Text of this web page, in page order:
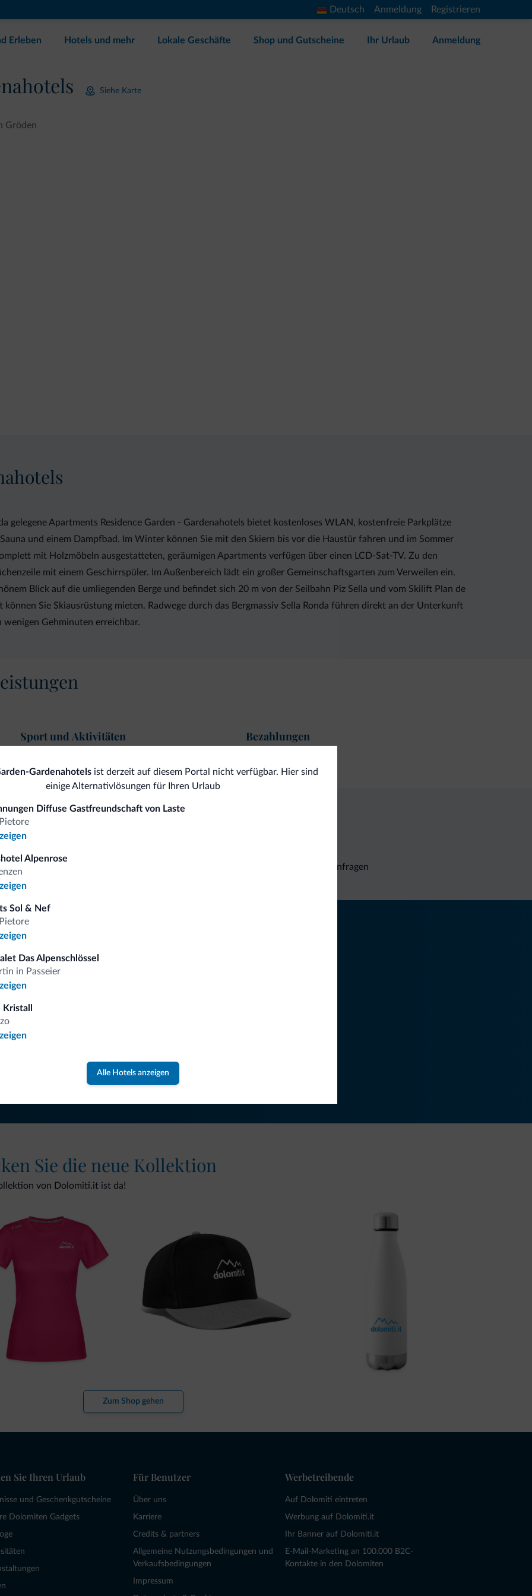
Deutsch Anmeldung Registrieren
Erleben Hotels und mehr Lokale Geschäfte Shop und Gutscheine Ihr Urlaub Anmeldung
Siehe Karte
Gröden
gelegene Apartments Residence Garden - Gardenahotels bietet kostenloses WLAN, kostenfreie Parkplätze
und einem Dampfbad. Im Winter können Sie mit den Skiern bis vor die Haustür fahren und im Sommer
mit Holzmöbeln ausgestatteten, geräumigen Apartments verfügen über einen LCD-Sat-TV. Zu den
mit einem Geschirrspüler. Im Außenbereich lädt ein großer Gemeinschaftsgarten zum Verweilen ein.
Blick auf die umliegenden Berge und befindet sich 20 m von der Seilbahn Piz Sella und vom Skilift Plan de
Sie Skiausrüstung mieten. Radwege durch das Bergmassiv Sella Ronda führen direkt an der Unterkunft
wenigen Gehminuten erreichbar.
Sport und Aktivitäten Bezahlungen
Gardenahotelsist derzeit auf diesem Portal nicht verfügbar. Hier sind
einige Alternativlösungen für Ihren Urlaub
Diffuse Gastfreundschaft von Laste
Alpenrose
Sol & Nef
Das Alpenschlössel
in Passeier
Kristall
Alle Hotels anzeigen
Unverbindliche Anfragen
und Neuigkeiten für Ihren Urlaub in den Dolomiten.
NEWSLETTER ABONNIEREN
Sie die neue Kollektion
von Dolomiti.it ist da!
Zum Shop gehen
Sie Ihren Urlaub
und Geschenkgutscheine
Dolomiten Gadgets
Für Benutzer
Über uns
Karriere
Credits & partners
Allgemeine Nutzungsbedingungen und
Verkaufsbedingungen
Impressum
Werbetreibende
Auf Dolomiti eintreten
Werbung auf Dolomiti.it
Ihr Banner auf Dolomiti.it
E-Mail-Marketing an 100.000 B2C-
Kontakte in den Dolomiten